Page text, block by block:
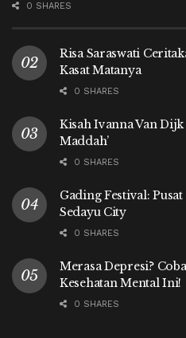
0 SHARES
Risa Saraswati
Kasat Matanya
0 SHARES
Kisah Ivanna Van
Maddah’
0 SHARES
Gading Festival:
Sedayu City
0 SHARES
Merasa Depresi?
Kesehatan Mental Ini!
0 SHARES